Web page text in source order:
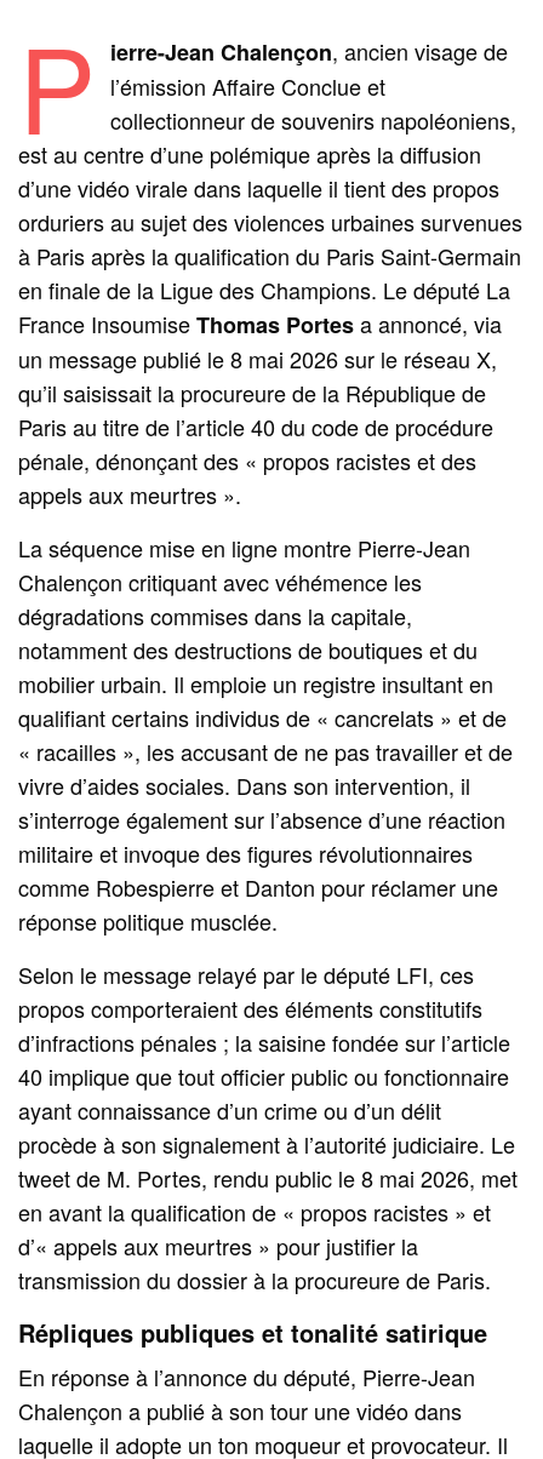
P ierre-Jean Chalençon, ancien visage de
l’émission Affaire Conclue et
collectionneur de souvenirs napoléoniens,
est au centre d’une polémique après la diffusion
d’une vidéo virale dans laquelle il tient des propos
orduriers au sujet des violences urbaines survenues
à Paris après la qualification du Paris Saint-Germain
en finale de la Ligue des Champions. Le député La
France InsoumiseThomas Portesa annoncé, via
un message publié le 8 mai 2026 sur le réseau X,
qu’il saisissait la procureure de la République de
Paris au titre de l’article 40 du code de procédure
pénale, dénonçant des « propos racistes et des
appels aux meurtres ».
La séquence mise en ligne montre Pierre-Jean
Chalençon critiquant avec véhémence les
dégradations commises dans la capitale,
notamment des destructions de boutiques et du
mobilier urbain. Il emploie un registre insultant en
qualifiant certains individus de « cancrelats » et de
« racailles », les accusant de ne pas travailler et de
vivre d’aides sociales. Dans son intervention, il
s’interroge également sur l’absence d’une réaction
militaire et invoque des figures révolutionnaires
comme Robespierre et Danton pour réclamer une
réponse politique musclée.
Selon le message relayé par le député LFI, ces
propos comporteraient des éléments constitutifs
d’infractions pénales ; la saisine fondée sur l’article
40 implique que tout officier public ou fonctionnaire
ayant connaissance d’un crime ou d’un délit
procède à son signalement à l’autorité judiciaire. Le
tweet de M. Portes, rendu public le 8 mai 2026, met
en avant la qualification de « propos racistes » et
d’« appels aux meurtres » pour justifier la
transmission du dossier à la procureure de Paris.
Répliques publiques et tonalité satirique
En réponse à l’annonce du député, Pierre-Jean
Chalençon a publié à son tour une vidéo dans
laquelle il adopte un ton moqueur et provocateur. Il